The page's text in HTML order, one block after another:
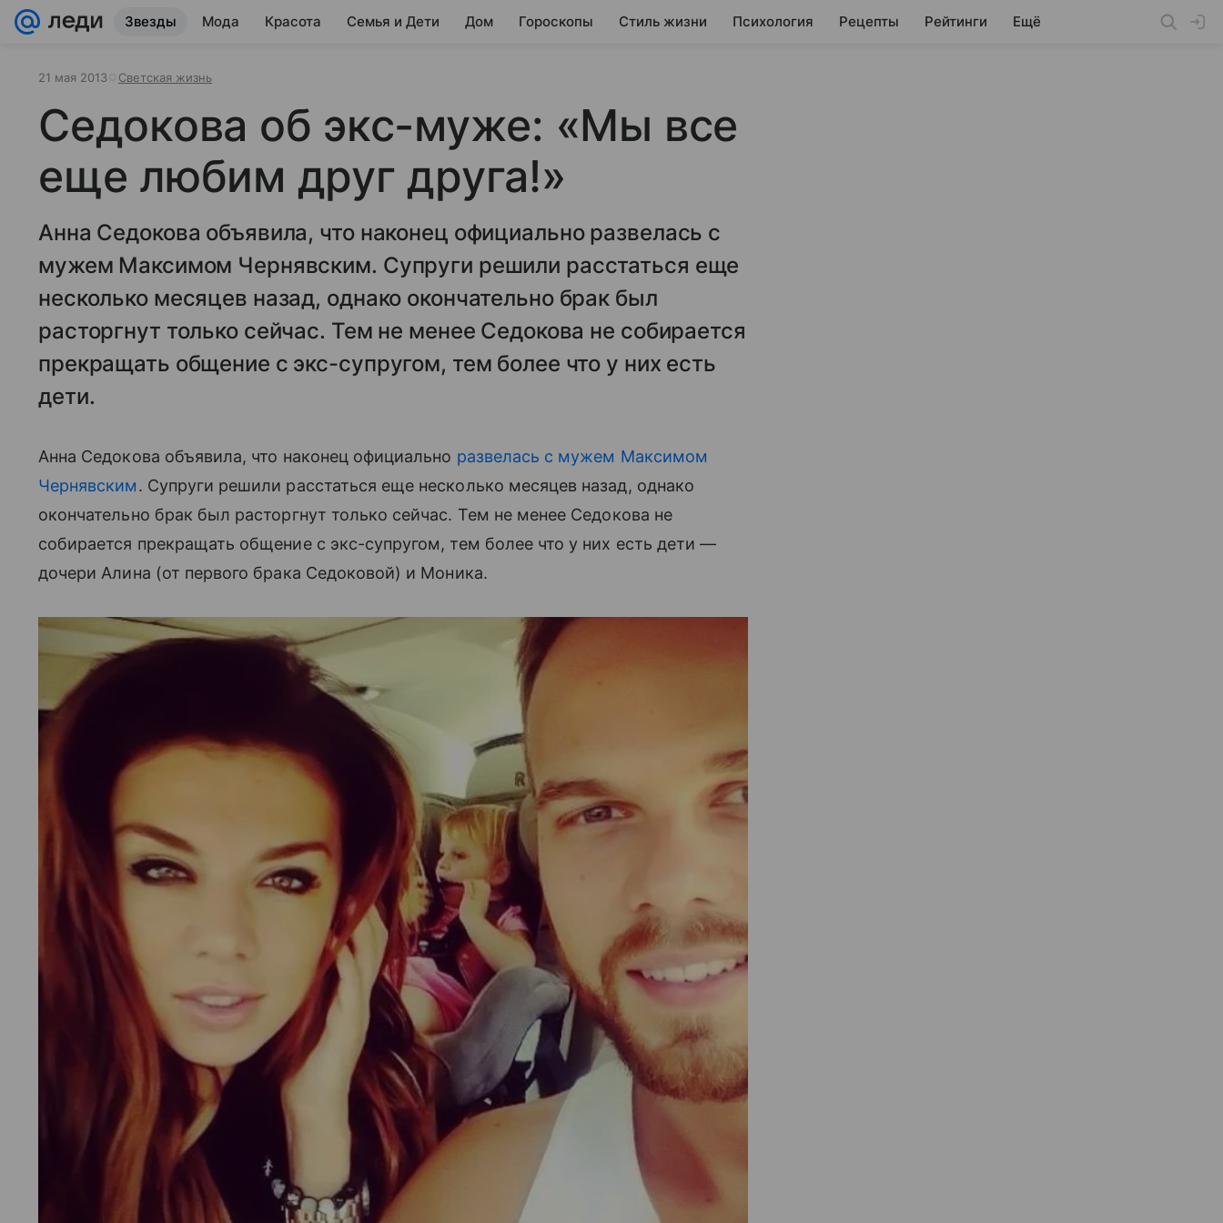
Звезды Мода Красота Семья и Дети Дом Гороскопы Стиль жизни Психология Рецепты Рейтинги Ещё
21 мая 2013 Светская жизнь
Седокова об экс-муже: «Мы все
еще любим друг друга!»
Анна Седокова объявила, что наконец официально развелась с
мужем Максимом Чернявским. Супруги решили расстаться еще
несколько месяцев назад, однако окончательно брак был
расторгнут только сейчас. Тем не менее Седокова не собирается
прекращать общение с экс-супругом, тем более что у них есть
дети.
Анна Седокова объявила, что наконец официально развелась с мужем Максимом
Чернявским. Супруги решили расстаться еще несколько месяцев назад, однако
окончательно брак был расторгнут только сейчас. Тем не менее Седокова не
собирается прекращать общение с экс-супругом, тем более что у них есть дети —
дочери Алина (от первого брака Седоковой) и Моника.